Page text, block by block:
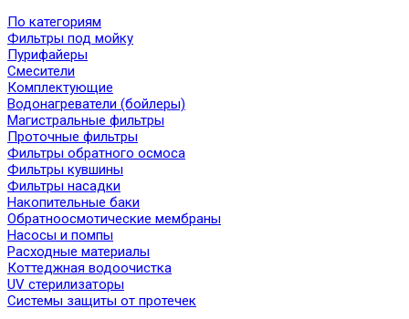
По категориям
Фильтры под мойку
Пурифайеры
Смесители
Комплектующие
Водонагреватели (бойлеры)
Магистральные фильтры
Проточные фильтры
Фильтры обратного осмоса
Фильтры кувшины
Фильтры насадки
Накопительные баки
Обратноосмотические мембраны
Насосы и помпы
Расходные материалы
Коттеджная водоочистка
UV стерилизаторы
Системы защиты от протечек